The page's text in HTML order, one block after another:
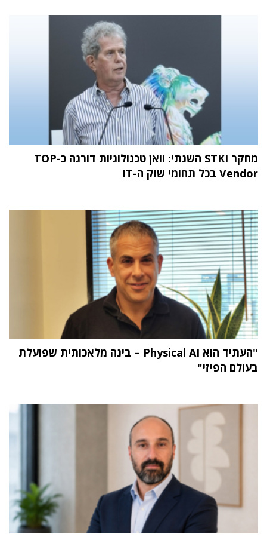
מחקר STKI השנתי: וואן טכנולוגיות דורגה כ-TOP
Vendor בכל תחומי שוק ה-IT
"העתיד הוא Physical AI – בינה מלאכותית שפועלת
בעולם הפיזי"